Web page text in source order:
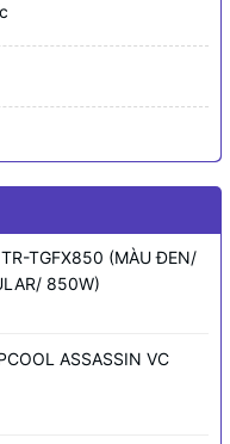
TGFX850 (MÀU ĐEN/
850W)
ASSASSIN VC